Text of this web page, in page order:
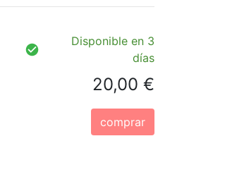
Disponible en 3
días
20,00 €
comprar